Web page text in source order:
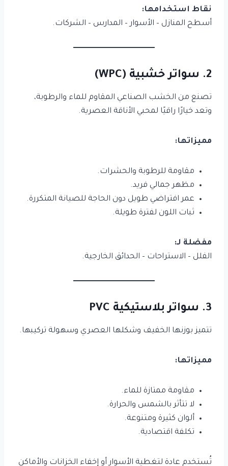
نقاط استخدامها:
أسطح المنازل – الأسوار – المدارس – الشركات.
2. سواتر خشبية (WPC)
تصنع من الخشب الصناعي المقاوم للماء والرطوبة،
وتعد خيارًا راقيًا لمحبي الأناقة العصرية.
مميزاتها:
مقاومة للرطوبة والحشرات.
مظهر جمالي فريد.
عمر افتراضي طويل دون الحاجة للصيانة المتكررة.
ثبات اللون لفترة طويلة.
مفضلة لـ:
الفلل – الاستراحات – الحدائق الخارجية.
3. سواتر بلاستيكية PVC
تتميز بوزنها الخفيف وشكلها العصري وسهولة تركيبها.
مميزاتها:
مقاومة ممتازة للماء.
لا تتأثر بالشمس والحرارة.
ألوان كثيرة ومتنوعة.
تكلفة اقتصادية.
تُستخدم عادة لتغطية الأسوار أو إخفاء الخزانات والأماكن